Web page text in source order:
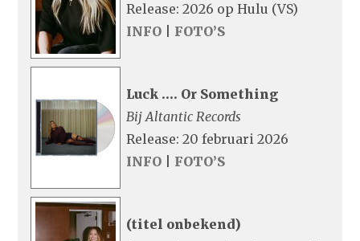
Release: 2026 op Hulu (VS)
INFO
FOTO’S
Luck …. Or Something
Bij Altantic Records
Release: 20 februari 2026
INFO
FOTO’S
(titel onbekend)